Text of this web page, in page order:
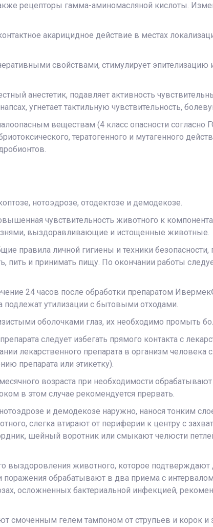
рецепторы гамма-аминомасляной кислоты.
акарицидное действие в местах
свойствами, стимулирует
анестетик, подавляет активность
угнетает тактильную чувствительность,
веществам (4 класс опасности
тератогенного и мутагенного
нотоэдрозе, отодектозе и демодекозе.
чувствительность животного к
выздоравливающие и истощенные животные.
правила личной гигиены и техники
пить и принимать пищу. По окончании работы
24 часов после обработки препаратом
подлежат утилизации с бытовыми отходами.
оболочками глаз, их необходимо промыть
следует избегать прямого контакта с
лекарственного препарата в организм человека
препарата или этикетку).
возраста при необходимости
в этом случае рекомендуется прервать.
и демодекозе наружно, нанося тонким
слегка втирают от периферии к центру с
шейный воротник или смыкают челюсти
выздоровления животного, которое
обрабатывают в два приема с
осложненных бактериальной инфекцией,
смоченным гелем тампоном от струпьев и корок и